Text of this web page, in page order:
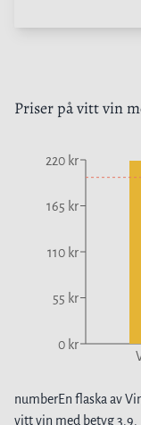
Priser påvitt vin
0 kr
55 kr
110 kr
165 kr
220 kr
numberEn flaska av
vitt vin med betyg3.9